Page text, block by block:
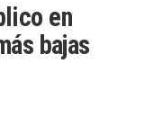
en
bajas